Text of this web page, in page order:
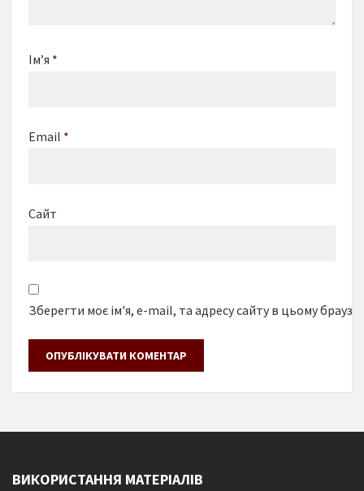
Ім’я *
Email *
Сайт
Зберегти моє ім'я, e-mail, та адресу сайту в цьому
ВИКОРИСТАННЯ МАТЕРІАЛІВ